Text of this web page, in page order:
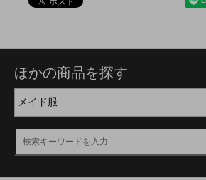
ほかの商品を探す